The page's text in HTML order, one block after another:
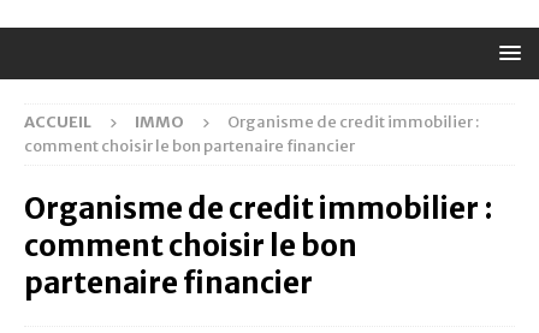
ACCUEIL IMMO
Organisme de credit immobilier :
comment choisir le bon partenaire financier
Organisme de credit immobilier :
comment choisir le bon
partenaire financier